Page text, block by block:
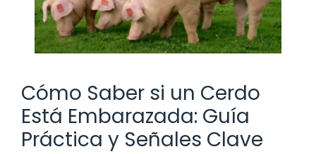
Cómo Saber si un Cerdo
Está Embarazada: Guía
Práctica y Señales Clave